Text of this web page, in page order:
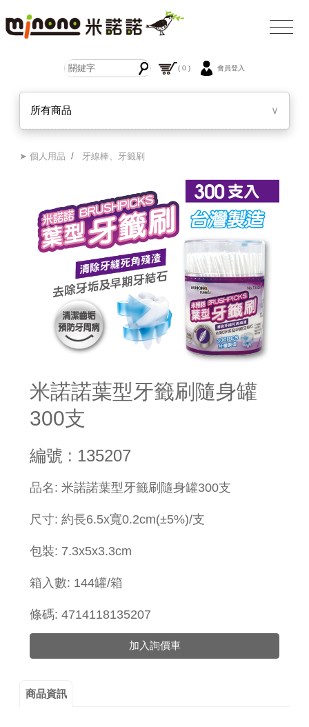
( 0 ) 會員登入
所有商品 ∨
➤ 個人用品 / 牙線棒、牙籤刷
米諾諾葉型牙籤刷隨身罐
300支
編號 : 135207
​品名: 米諾諾葉型牙籤刷隨身罐300支
尺寸: 約長6.5x寬0.2cm(±5%)/支
包裝: 7.3x5x3.3cm
箱入數: 144罐/箱
條碼: 4714118135207
加入詢價車
商品資訊